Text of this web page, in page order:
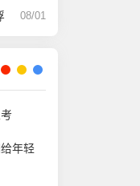
08/01
年轻